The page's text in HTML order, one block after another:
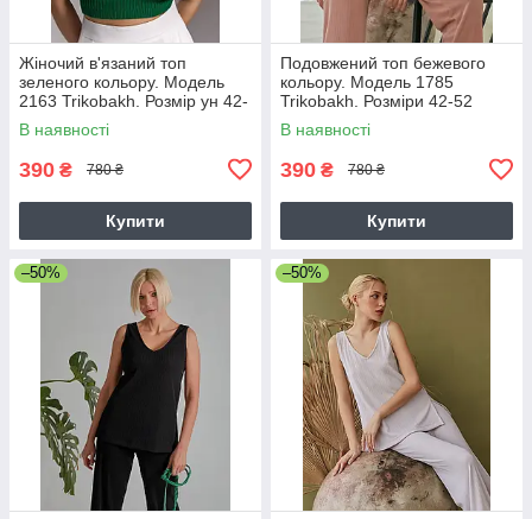
Жіночий в'язаний топ
зеленого кольору. Модель
2163 Trikobakh. Розмір ун 42-
46
В наявності
390 ₴ 780 ₴
Купити
Подовжений топ бежевого
кольору. Модель 1785
Trikobakh. Розміри 42-52
В наявності
390 ₴ 780 ₴
Купити
–50% –50%